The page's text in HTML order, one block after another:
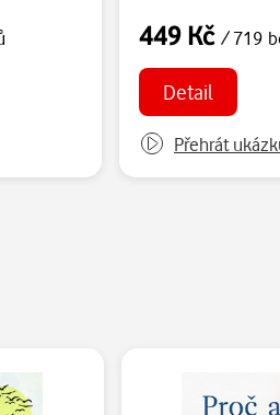
449 Kč / 719
Detail
Přehrát